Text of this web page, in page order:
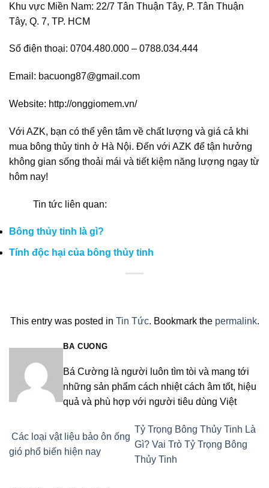
Khu vực Miền Nam: 22/7 Tân Thuận Tây, P. Tân Thuận
Tây, Q. 7, TP. HCM
Số điện thoại: 0704.480.000 – 0788.034.444
Email: bacuong87@gmail.com
Website: http://onggiomem.vn/
Với AZK, bạn có thể yên tâm về chất lượng và giá cả khi
mua bông thủy tinh ở Hà Nội. Đến với AZK để tận hưởng
không gian sống thoải mái và tiết kiệm năng lượng ngay từ
hôm nay!
Tin tức liên quan:
Bông thủy tinh là gì?
Tính độc hại của bông thủy tinh
This entry was posted in Tin Tức. Bookmark the permalink.
BA CUONG
Bá Cường là người luôn tìm tòi và mang tới
những sản phẩm cách nhiệt cách âm tốt, hiệu
quả và phù hợp với người tiêu dùng Việt
Các loại vật liệu bảo ôn ống
gió phổ biến hiện nay
Tỷ Trọng Bông Thủy Tinh Là
Gì? Vai Trò Tỷ Trọng Bông
Thủy Tinh